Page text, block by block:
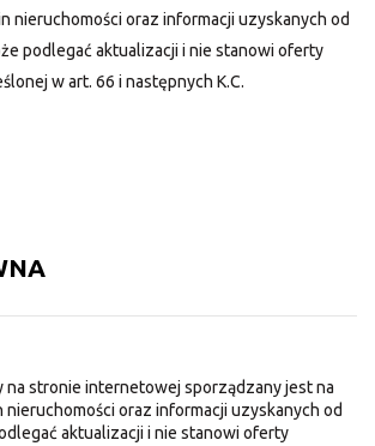
nieruchomości oraz informacji uzyskanych od
podlegać aktualizacji i nie stanowi oferty
w art. 66 i następnych K.C.
stronie internetowej sporządzany jest na
oraz informacji uzyskanych od
aktualizacji i nie stanowi oferty